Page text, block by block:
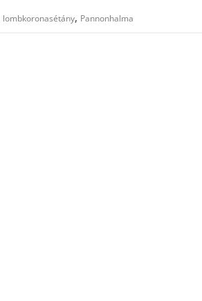
lombkoronasétány, Pannonhalma